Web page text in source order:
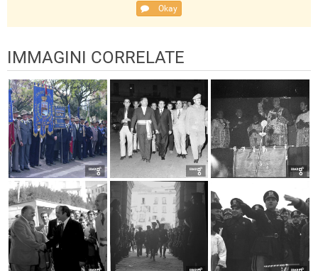
Okay
IMMAGINI CORRELATE